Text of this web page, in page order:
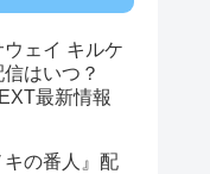
ウェイ キルケ
はいつ？
最新情報
の番人』配